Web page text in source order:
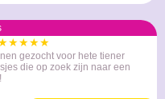
gezocht voor hete tiener
die op zoek zijn naar een